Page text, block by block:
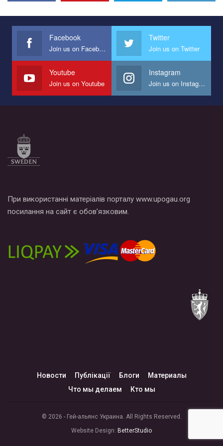
Эмоционально сильный ролик от команды "Гей-альянс
представляющий программу развития организации.
Мы просим вас поддержать нас и помочь нам реализовать
наш план по борьбе с насилием и дискриминацией на почве
СОГИ в Украине.
Все, что вам нужно сделать - это зайти на наш канал YouTube
по этой ссылке и поставить лайк под видео.
Facebook
Join us on Facebook
Twitter
Join us on Twitter
Youtube
Join us on Youtube
Instagram
Join us on Instagram
При використанні матеріалів порталу www.upogau.org
посилання на сайт є обов’язковим.
Новости Публікації Блоги
Материалы
Что мы делаем
Кто мы
© 2026 - Гей-альянс Украина. All Rights Reserved.
Website Design: BetterStudio